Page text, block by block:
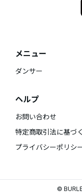
メニュー
ダンサー
ヘルプ
お問い合わせ
特定商取引法に基づ
プライバシーポリシ
©